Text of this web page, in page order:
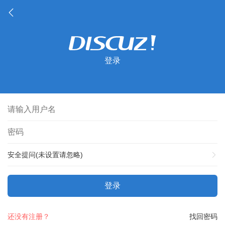
登录
安全提问(未设置请忽略)
登录
找回密码
还没有注册？